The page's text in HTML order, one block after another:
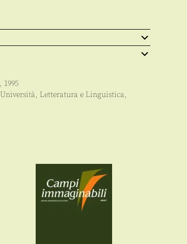
, 1995
Università, Letteratura e Linguistica,